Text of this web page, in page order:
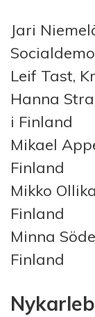
Jari
Leif Tast,
Hanna
i Finland
Mikael
Finland
Mikko
Finland
Minna
Finland